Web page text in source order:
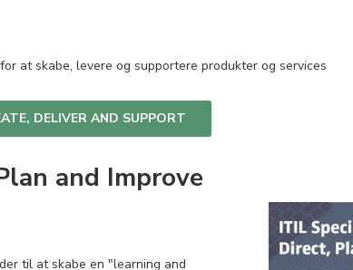
at skabe, levere og supportere produkter og services
DELIVER AND SUPPORT
and Improve
til at skabe en "learning and